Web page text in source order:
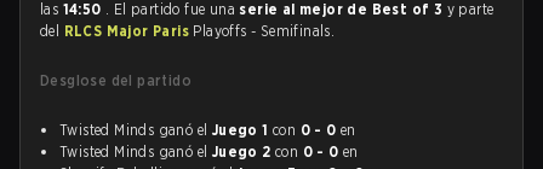
las 14:50 . El partido fue una serie al mejor de Best of 3 y parte
del RLCS Major Paris Playoffs - Semifinals.
Desglose del partido
Twisted Minds ganó el Juego 1 con 0 - 0 en
Twisted Minds ganó el Juego 2 con 0 - 0 en